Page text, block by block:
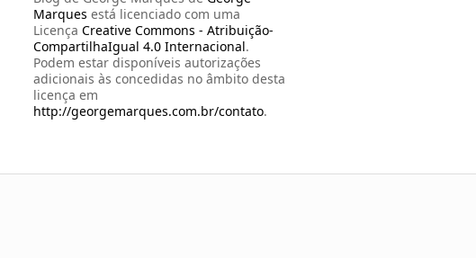
Marques está licenciado com uma
Licença Creative Commons - Atribuição-
CompartilhaIgual 4.0 Internacional.
Podem estar disponíveis autorizações
adicionais às concedidas no âmbito desta
licença em
http://georgemarques.com.br/contato.